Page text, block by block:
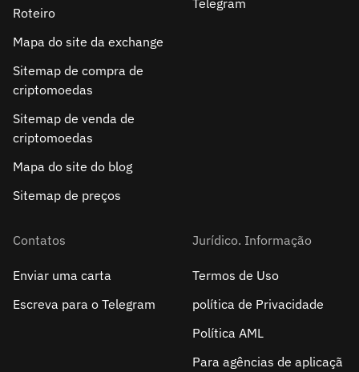
Roteiro
Mapa do site da exchange
Sitemap de compra de
criptomoedas
Sitemap de venda de
criptomoedas
Mapa do site do blog
Sitemap de preços
Telegram
Contatos
Enviar uma carta
Escreva para o Telegram
Jurídico. Informação
Termos de Uso
política de Privacidade
Política AML
Para agências de aplicaçã